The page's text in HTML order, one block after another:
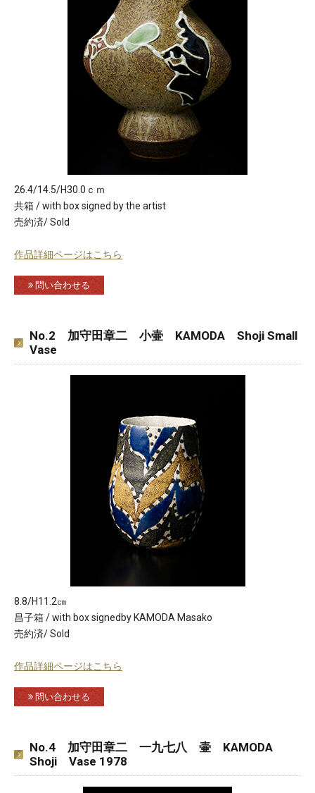
26.4/14.5/H30.0ｃｍ
共箱 / with box signed by the artist
売約済/ Sold
作品詳細ページはこちら
問い合わせる
No.2 加守田章二 小壷 KAMODA Shoji Small
Vase
8.8/H11.2㎝
昌子箱 / with box signedby KAMODA Masako
売約済/ Sold
作品詳細ページはこちら
問い合わせる
No.4 加守田章二 一九七八 壷 KAMODA
Shoji Vase 1978